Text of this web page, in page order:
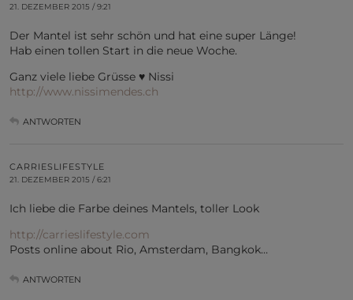
21. DEZEMBER 2015 / 9:21
Der Mantel ist sehr schön und hat eine super Länge!
Hab einen tollen Start in die neue Woche.
Ganz viele liebe Grüsse ♥ Nissi
http://www.nissimendes.ch
ANTWORTEN
CARRIESLIFESTYLE
21. DEZEMBER 2015 / 6:21
Ich liebe die Farbe deines Mantels, toller Look
http://carrieslifestyle.com
Posts online about Rio, Amsterdam, Bangkok…
ANTWORTEN